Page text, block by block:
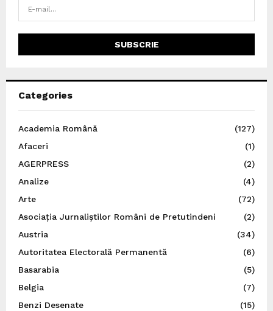
Categories
Academia Română
(127)
Afaceri
(1)
AGERPRESS
(2)
Analize
(4)
Arte
(72)
Asociația Jurnaliștilor Români de Pretutindeni
(2)
Austria
(34)
Autoritatea Electorală Permanentă
(6)
Basarabia
(5)
Belgia
(7)
Benzi Desenate
(15)